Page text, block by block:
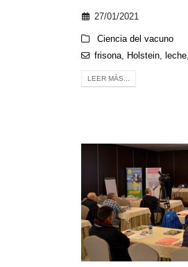
27/01/2021
Ciencia del vacuno
frisona, Holstein, leche,
LEER MÁS...